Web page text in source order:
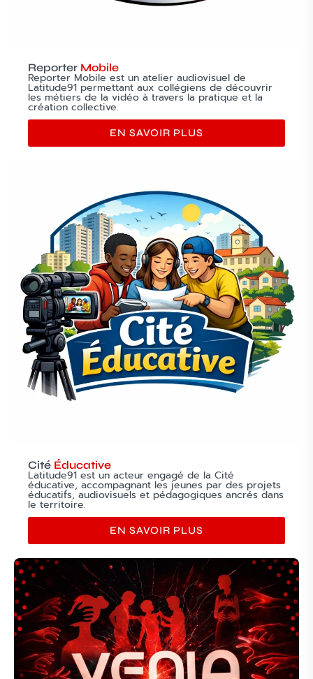
Reporter Mobile
Reporter Mobile est un atelier audiovisuel de
Latitude91 permettant aux collégiens de découvrir
les métiers de la vidéo à travers la pratique et la
création collective.
EN SAVOIR PLUS
Cité Éducative
Latitude91 est un acteur engagé de la Cité
éducative, accompagnant les jeunes par des projets
éducatifs, audiovisuels et pédagogiques ancrés dans
le territoire.
EN SAVOIR PLUS